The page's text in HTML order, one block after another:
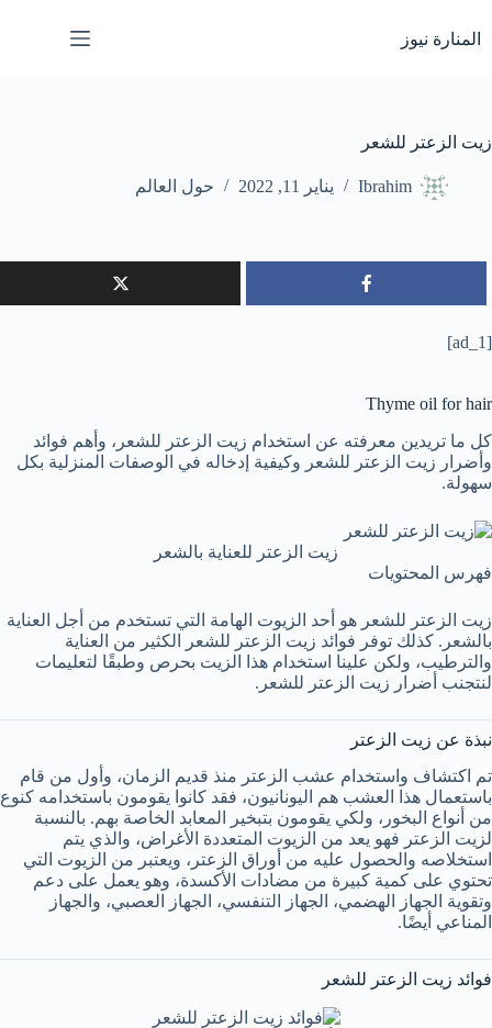
إلى
المحتوى
المنارة نيوز
زيت الزعتر للشعر
Ibrahim يناير 11, 2022 حول العالم
[ad_1]
Thyme oil for hair
كل ما تريدين معرفته عن استخدام زيت الزعتر للشعر، وأهم فوائد
وأضرار زيت الزعتر للشعر وكيفية إدخاله في الوصفات المنزلية بكل
سهولة.
زيت الزعتر للعناية بالشعر
فهرس المحتويات
زيت الزعتر للشعر هو أحد الزيوت الهامة التي تستخدم من أجل العناية
بالشعر. كذلك توفر فوائد زيت الزعتر للشعر الكثير من العناية
والترطيب، ولكن علينا استخدام هذا الزيت بحرص وطبقًا لتعليمات
لنتجنب أضرار زيت الزعتر للشعر.
نبذة عن زيت الزعتر
تم اكتشاف واستخدام عشب الزعتر منذ قديم الزمان، وأول من قام
باستعمال هذا العشب هم اليونانيون، فقد كانوا يقومون باستخدامه كنوع
من أنواع البخور، ولكي يقومون بتبخير المعابد الخاصة بهم. بالنسبة
لزيت الزعتر فهو يعد من الزيوت المتعددة الأغراض، والذي يتم
استخلاصه والحصول عليه من أوراق الزعتر، ويعتبر من الزيوت التي
تحتوي على كمية كبيرة من مضادات الأكسدة، وهو يعمل على دعم
وتقوية الجهاز الهضمي، الجهاز التنفسي، الجهاز العصبي، والجهاز
المناعي أيضًا.
فوائد زيت الزعتر للشعر